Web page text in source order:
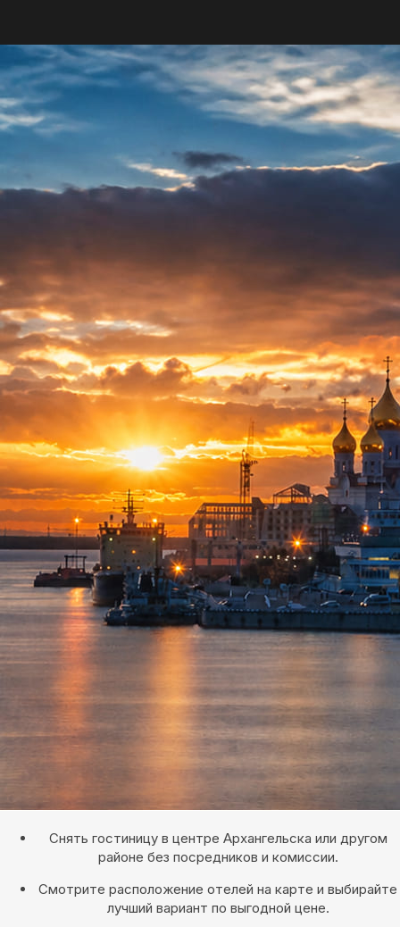
Снять гостиницу в центре Архангельска или другом
районе без посредников и комиссии.
Смотрите расположение отелей на карте и выбирайте
лучший вариант по выгодной цене.